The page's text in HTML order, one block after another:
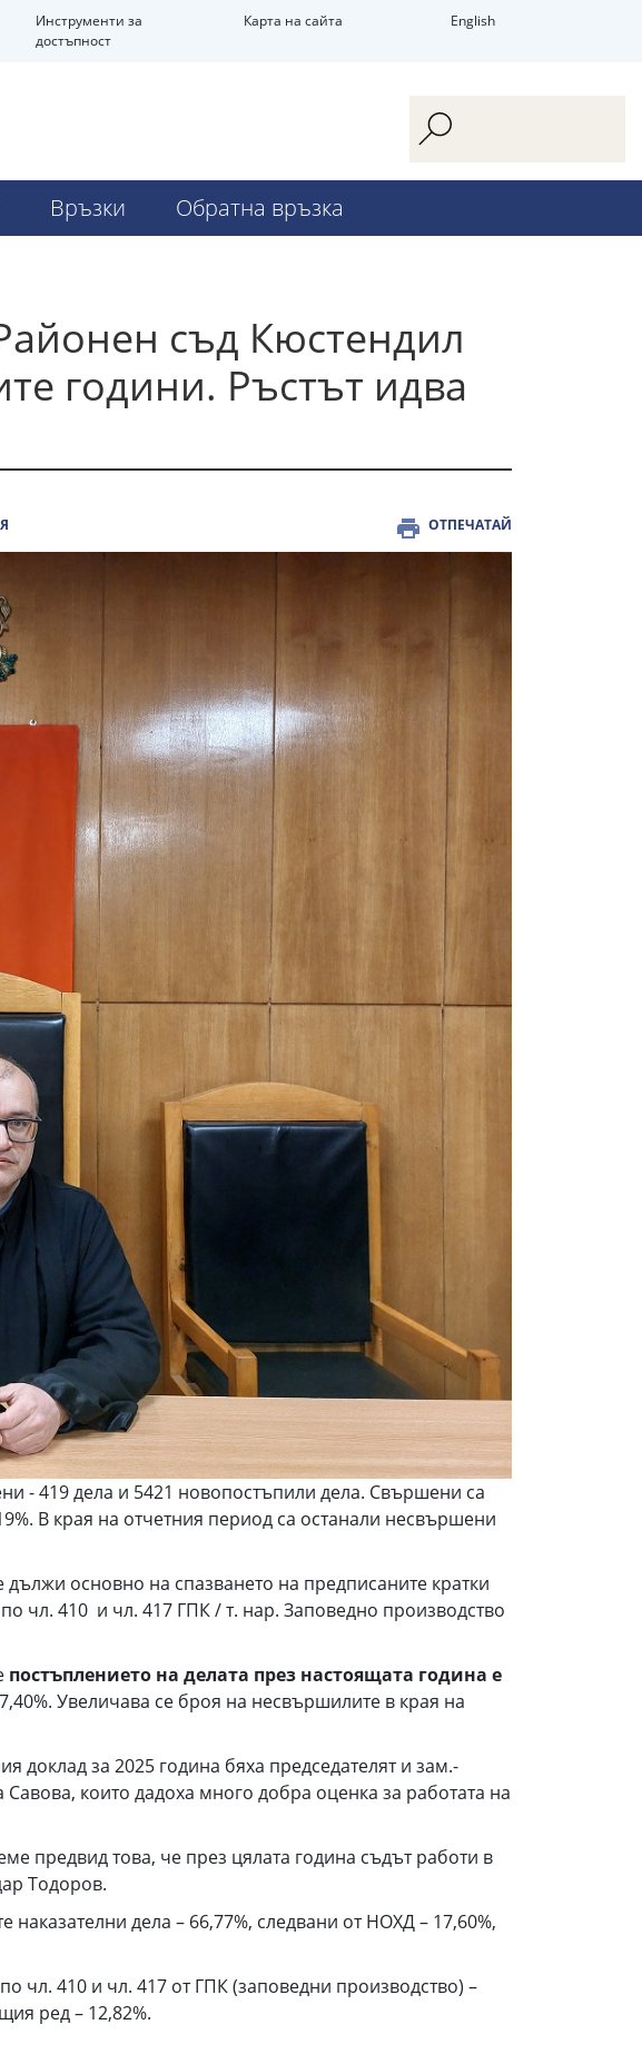
Инструменти за
достъпност
Карта на сайта English
Връзки Обратна връзка
съд Кюстендил
години. Ръстът идва
ОТПЕЧАТАЙ
- 419 дела и 5421 новопостъпили дела. Свършени са
В края на отчетния период са останали несвършени
основно на спазването на предписаните кратки
чл. 410 и чл. 417 ГПК / т. нар. Заповедно производство
постъплението на делата през настоящата година е
Увеличава се броя на несвършилите в края на
доклад за 2025 година бяха председателят и зам.-
които дадоха много добра оценка за работата на
предвид това, че през цялата година съдът работи в
Тодоров.
наказателни дела – 66,77%, следвани от НОХД – 17,60%,
чл. 410 и чл. 417 от ГПК (заповедни производство) –
ред – 12,82%.